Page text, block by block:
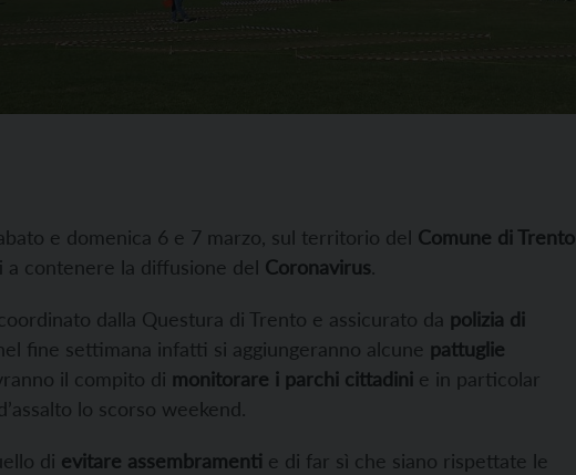
e domenica 6 e 7 marzo, sul territorio del Comune di Trento
a contenere la diffusione del Coronavirus.
dalla Questura di Trento e assicurato da polizia di
fine settimana infatti si aggiungeranno alcune pattuglie
il compito di monitorare i parchi cittadini e in particolar
lo scorso weekend.
di evitare assembramenti e di far sì che siano rispettate le